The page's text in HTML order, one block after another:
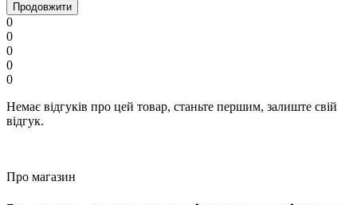
Продовжити
0
0
0
0
0
Немає відгуків про цей товар, станьте першим, залиште свій
відгук.
Про магазин